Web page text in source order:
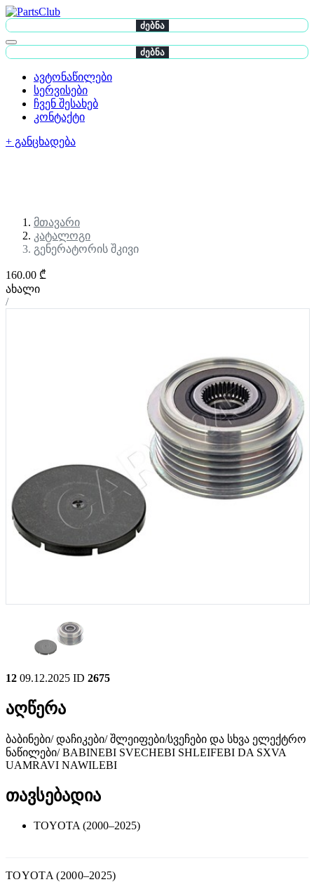
ძებნა
ძებნა
ავტონაწილები
სერვისები
ჩვენ შესახებ
კონტაქტი
+ განცხადება
მთავარი
კატალოგი
გენერატორის შკივი
160.00 ₾
ახალი
/
12 09.12.2025 ID 2675
აღწერა
ბაბინები/ დაჩიკები/ შლეიფები/სვეჩები და სხვა ელექტრო
ნაწილები/ BABINEBI SVECHEBI SHLEIFEBI DA SXVA
UAMRAVI NAWILEBI
თავსებადია
TOYOTA (2000–2025)
TOYOTA (2000–2025)